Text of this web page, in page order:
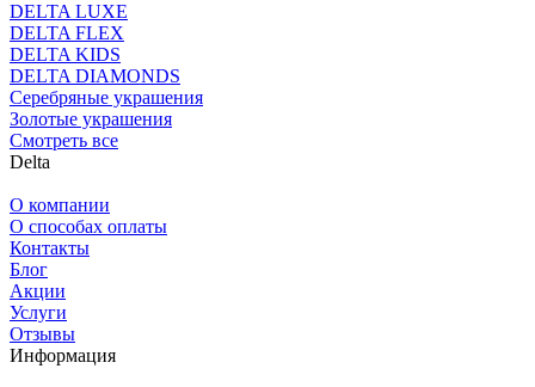
DELTA LUXE
DELTA FLEX
DELTA KIDS
DELTA DIAMONDS
Серебряные украшения
Золотые украшения
Смотреть все
Delta
О компании
О способах оплаты
Контакты
Блог
Акции
Услуги
Отзывы
Информация